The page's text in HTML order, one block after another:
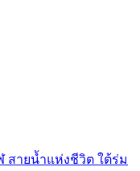
สายน้ำแห่งชีวิต ใต้ร่ม